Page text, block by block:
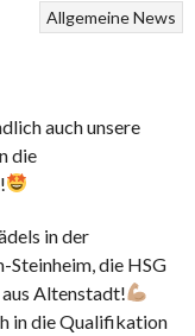
Allgemeine News
auch unsere
die
in der
Steinheim, die HSG
Altenstadt!
in die Qualifikation